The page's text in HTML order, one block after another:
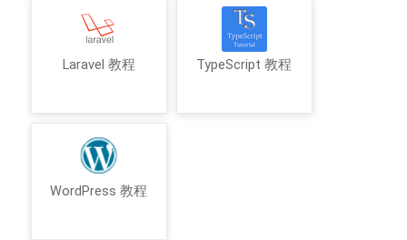
Laravel 教程 TypeScript 教程
WordPress 教程